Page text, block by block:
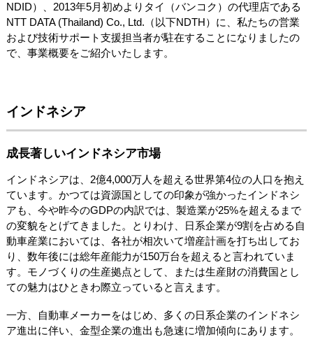
NDID）、2013年5月初めよりタイ（バンコク）の代理店である
NTT DATA (Thailand) Co., Ltd.（以下NDTH）に、私たちの営業
および技術サポート支援担当者が駐在することになりましたの
で、事業概要をご紹介いたします。
インドネシア
成長著しいインドネシア市場
インドネシアは、2億4,000万人を超える世界第4位の人口を抱え
ています。かつては資源国としての印象が強かったインドネシ
アも、今や昨今のGDPの内訳では、製造業が25%を超えるまで
の変貌をとげてきました。とりわけ、日系企業が9割を占める自
動車産業においては、各社が相次いて増産計画を打ち出してお
り、数年後には総年産能力が150万台を超えると言われていま
す。モノづくりの生産拠点として、または生産財の消費国とし
ての魅力はひときわ際立っていると言えます。
一方、自動車メーカーをはじめ、多くの日系企業のインドネシ
ア進出に伴い、金型企業の進出も急速に増加傾向にあります。